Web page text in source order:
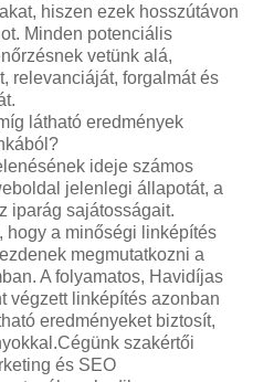
hiszen ezek hosszútávon
Minden potenciális
vetünk alá,
relevanciáját, forgalmát és
látható eredmények
ideje számos
jelenlegi állapotát, a
iparág sajátosságait.
hogy a minőségi linképítés
megmutatkozni a
A folyamatos, Havidíjas
végzett linképítés azonban
eredményeket biztosít,
szakértői
és SEO